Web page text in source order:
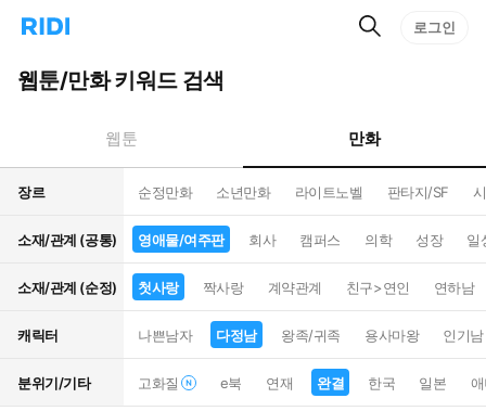
리
홈
으
턴
트
검
로그인
웹툰/만화 키워드 검색
웹툰 만화
장르 순정만화 소년만화 라이트노벨 판타지/SF
소재/관계 (공통) 영애물/여주판 회사 캠퍼스 의학 성장 일
소재/관계 (순정) 첫사랑 짝사랑 계약관계 친구>연인 연하남
캐릭터 나쁜남자 다정남 왕족/귀족 용사마왕 인기남
분위기/기타 고화질 e북 연재 완결 한국 일본